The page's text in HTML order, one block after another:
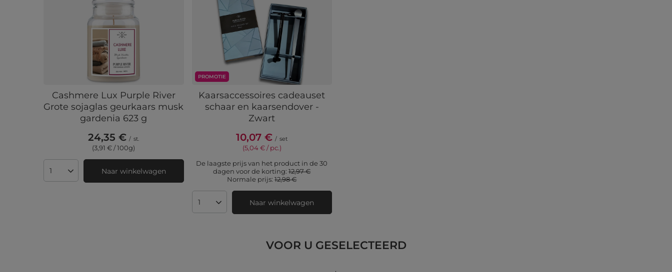
Cashmere Lux Purple River
Grote sojaglas geurkaars musk
gardenia 623 g
24,35 € / st.
(3,91 € / 100g)
Aantal productenNaar winkelwagen
PROMOTIE
Kaarsaccessoires cadeauset
schaar en kaarsendover -
Zwart
10,07 € / set
(5,04 € / pc.)
De laagste prijs van het product in de 30
dagen voor de korting:12,97 €
Normale prijs:12,98 €
Aantal productenNaar winkelwagen
VOOR U GESELECTEERD